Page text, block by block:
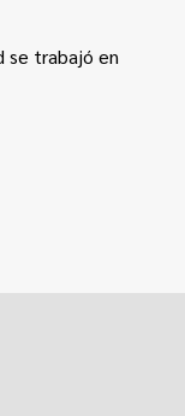
se trabajó en